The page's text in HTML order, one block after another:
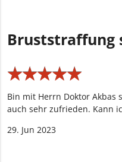
Bruststraffung
★★★★★
★★★★★
Bin mit Herrn Doktor Akbas
auch sehr zufrieden. Kann
29. Jun 2023